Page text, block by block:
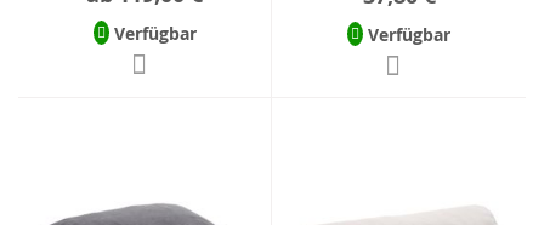
Verfügbar Verfügbar